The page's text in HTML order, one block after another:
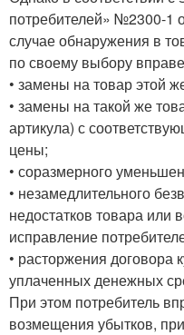
потребителей» №2300-1
случае обнаружения в
по своему выбору
• замены на товар этой
• замены на такой же
артикула) с
цены;
• соразмерного
• незамедлительного
недостатков товара или
исправление
• расторжения договора
уплаченных денежных
При этом потребитель
возмещения убытков,